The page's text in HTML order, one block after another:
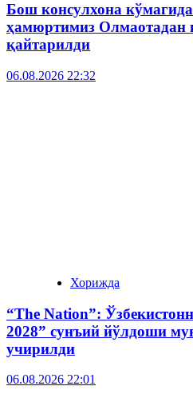
Бош консулхона
ҳамюртимиз Олмаотадан
қайтарилди
06.08.2026 22:32
Хорижда
“The Nation”:
2028” сунъий йўлдоши
учирилди
06.08.2026 22:01